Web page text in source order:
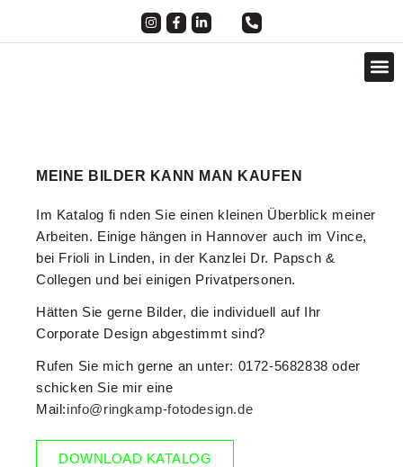
MEINE BILDER KANN MAN KAUFEN
Im Katalog fi nden Sie einen kleinen Überblick meiner
Arbeiten. Einige hängen in Hannover auch im Vince,
bei Frioli in Linden, in der Kanzlei Dr. Papsch &
Collegen und bei einigen Privatpersonen.
Hätten Sie gerne Bilder, die individuell auf Ihr
Corporate Design abgestimmt sind?
Rufen Sie mich gerne an unter: 0172-5682838 oder
schicken Sie mir eine
Mail:info@ringkamp-fotodesign.de
DOWNLOAD KATALOG